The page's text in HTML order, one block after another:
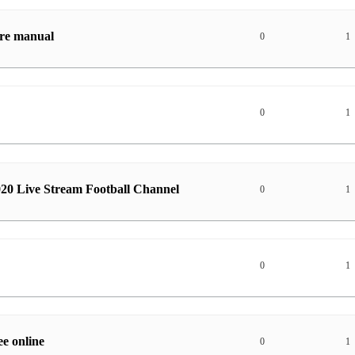
manual 0 1
0 1
Live Stream Football Channel 0 1
0 1
online 0 1